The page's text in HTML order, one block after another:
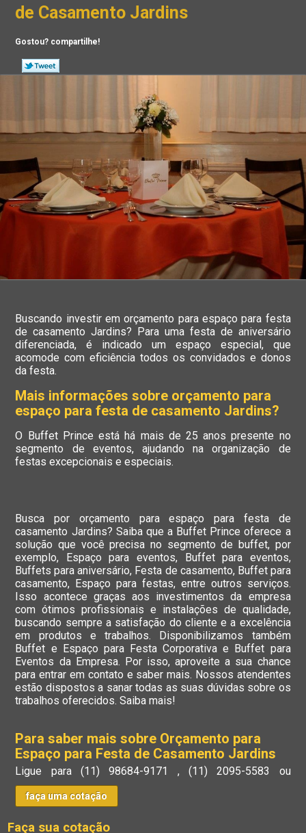
de Casamento Jardins
Gostou? compartilhe!
Buscando investir em orçamento para espaço para festa
de casamento Jardins? Para uma festa de aniversário
diferenciada, é indicado um espaço especial, que
acomode com eficiência todos os convidados e donos
da festa.
Mais informações sobre orçamento para
espaço para festa de casamento Jardins?
O Buffet Prince está há mais de 25 anos presente no
segmento de eventos, ajudando na organização de
festas excepcionais e especiais.
Busca por orçamento para espaço para festa de
casamento Jardins? Saiba que a Buffet Prince oferece a
solução que você precisa no segmento de buffet, por
exemplo, Espaço para eventos, Buffet para eventos,
Buffets para aniversário, Festa de casamento, Buffet para
casamento, Espaço para festas, entre outros serviços.
Isso acontece graças aos investimentos da empresa
com ótimos profissionais e instalações de qualidade,
buscando sempre a satisfação do cliente e a excelência
em produtos e trabalhos. Disponibilizamos também
Buffet e Espaço para Festa Corporativa e Buffet para
Eventos da Empresa. Por isso, aproveite a sua chance
para entrar em contato e saber mais. Nossos atendentes
estão dispostos a sanar todas as suas dúvidas sobre os
trabalhos oferecidos. Saiba mais!
Para saber mais sobre Orçamento para
Espaço para Festa de Casamento Jardins
Ligue para(11) 98684-9171 , (11) 2095-5583 ou
faça uma cotação
Faça sua cotação